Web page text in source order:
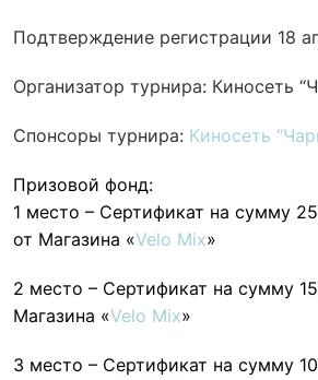
Подтверждение регистрации 18
Организатор турнира: Киносеть
Спонсоры турнира: Киносеть
Призовой фонд:
1 место – Сертификат на сумму
от Магазина «Velo Mix»
2 место – Сертификат на сумму
Магазина «Velo Mix»
3 место – Сертификат на сумму